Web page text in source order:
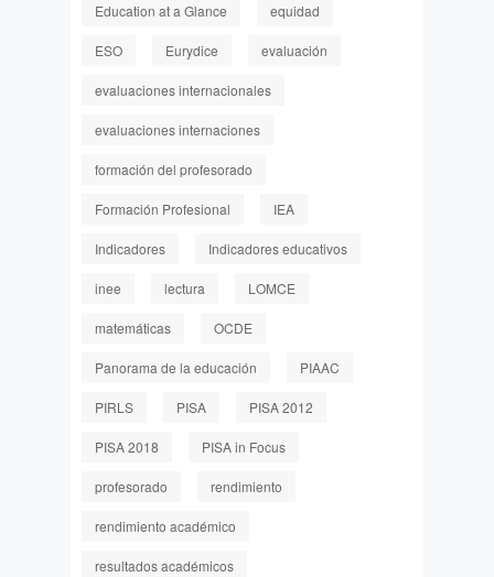
Education at a Glance equidad
ESO Eurydice evaluación
evaluaciones internacionales
evaluaciones internaciones
formación del profesorado
Formación Profesional IEA
Indicadores Indicadores educativos
inee lectura LOMCE
matemáticas OCDE
Panorama de la educación PIAAC
PIRLS PISA PISA 2012
PISA 2018 PISA in Focus
profesorado rendimiento
rendimiento académico
resultados académicos